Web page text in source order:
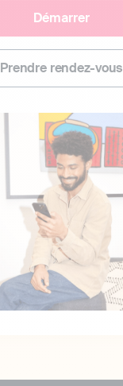
Démarrer
Prendre rendez-vous